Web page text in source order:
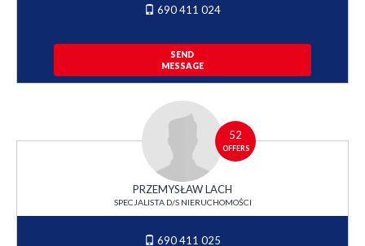
690 411 024
SEND
MESSAGE
52
OFFERS
PRZEMYSŁAW LACH
SPECJALISTA D/S NIERUCHOMOŚCI
690 411 025